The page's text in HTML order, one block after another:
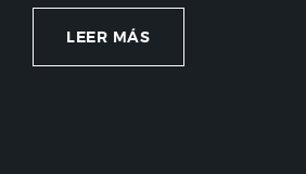
LEER MÁS